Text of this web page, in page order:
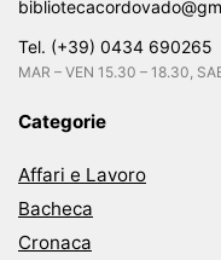
Tel. (+39) 0434 690265
MAR – VEN 15.30 – 18.30,
Categorie
Affari e Lavoro
Bacheca
Cronaca